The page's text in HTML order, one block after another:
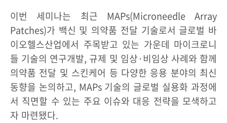
이번 세미나는 최근 MAPs(Microneedle Array
Patches)가 백신 및 의약품 전달 기술로서 글로벌 바
이오헬스산업에서 주목받고 있는 가운데 마이크로니
들 기술의 연구개발, 규제 및 임상·비임상 사례와 함께
의약품 전달 및 스킨케어 등 다양한 응용 분야의 최신
동향을 논의하고, MAPs 기술의 글로벌 실용화 과정에
서 직면할 수 있는 주요 이슈와 대응 전략을 모색하고
자 마련됐다.